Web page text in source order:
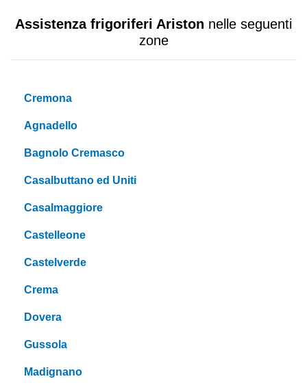
Assistenza frigoriferi Ariston nelle seguenti
zone
Cremona
Agnadello
Bagnolo Cremasco
Casalbuttano ed Uniti
Casalmaggiore
Castelleone
Castelverde
Crema
Dovera
Gussola
Madignano